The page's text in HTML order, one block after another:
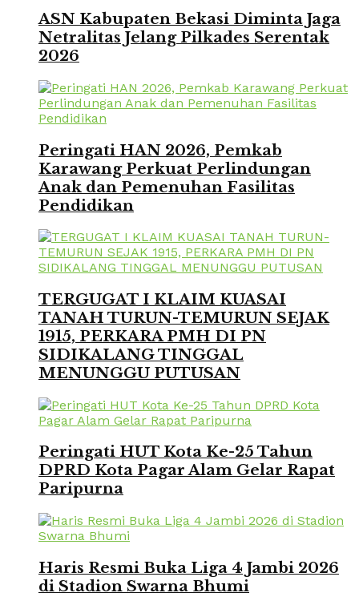
ASN Kabupaten Bekasi Diminta Jaga
Netralitas Jelang Pilkades Serentak
2026
Peringati HAN 2026, Pemkab
Karawang Perkuat Perlindungan
Anak dan Pemenuhan Fasilitas
Pendidikan
TERGUGAT I KLAIM KUASAI
TANAH TURUN-TEMURUN SEJAK
1915, PERKARA PMH DI PN
SIDIKALANG TINGGAL
MENUNGGU PUTUSAN
Peringati HUT Kota Ke-25 Tahun
DPRD Kota Pagar Alam Gelar Rapat
Paripurna
Haris Resmi Buka Liga 4 Jambi 2026
di Stadion Swarna Bhumi